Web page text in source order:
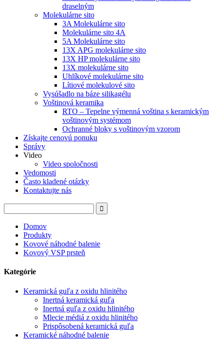
draselným
Molekulárne sito
3A Molekulárne sito
Molekulárne sito 4A
5A Molekulárne sito
13X APG molekulárne sito
13X HP molekulárne sito
13X molekulárne sito
Uhlíkové molekulárne sito
Lítiové molekulové sito
Vysúšadlo na báze silikagélu
Voštinová keramika
RTO – Tepelne výmenná voština s keramickým
voštinovým systémom
Ochranné bloky s voštinovým vzorom
Získajte cenovú ponuku
Správy
Video
Video spoločnosti
Vedomosti
Často kladené otázky
Kontaktujte nás
Domov
Produkty
Kovové náhodné balenie
Kovový VSP prsteň
Kategórie
Keramická guľa z oxidu hlinitého
Inertná keramická guľa
Inertná guľa z oxidu hlinitého
Mlecie médiá z oxidu hlinitého
Prispôsobená keramická guľa
Keramické náhodné balenie